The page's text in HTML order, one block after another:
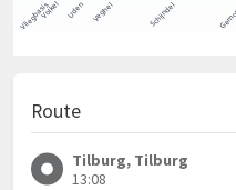
Route
Tilburg, Tilburg
13:08